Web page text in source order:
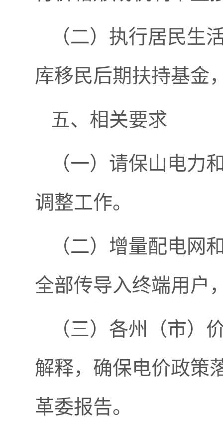
（二）执行居民生
库移民后期扶持基金
五、相关要求
（一）请保山电力
调整工作。
（二）增量配电网
全部传导入终端用户
（三）各州（市）
解释，确保电价政策
革委报告。